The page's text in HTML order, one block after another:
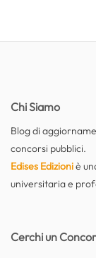
Chi Siamo
Blog di
concorsi pubblici.
Edises Edizioniè
universitaria e
Cerchi un